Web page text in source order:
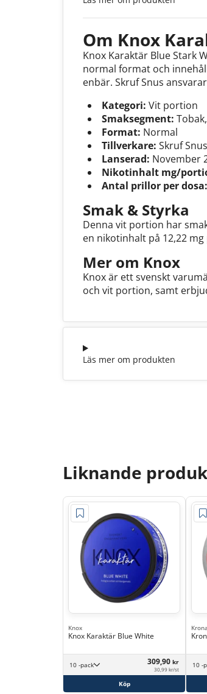
Om Knox
Knox Karaktär Blue Stark
normal format och
enbär. Skruf Snus
Kategori: Vit portion
Smaksegment:
Format: Normal
Tillverkare: Skruf Snus
Lanserad: November
Nikotinhalt mg/
Antal prillor per dosa:
Smak & Styrka
Denna vit portion har
en nikotinhalt på 12,22
Mer om Knox
Knox är ett svenskt
och vit portion, samt
Läs mer om produkten
Liknande
Knox
Knox Karaktär Blue White
10 -pack 309,90 kr
30,99 kr/st
Köp